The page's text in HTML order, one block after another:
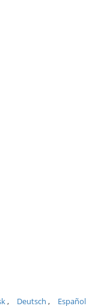
Deutsch Español